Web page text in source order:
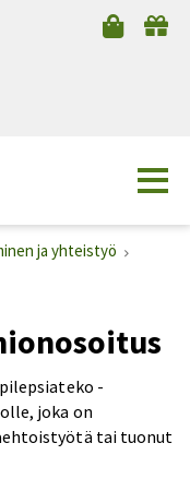
ja yhteistyö
-
joka on
tai tuonut